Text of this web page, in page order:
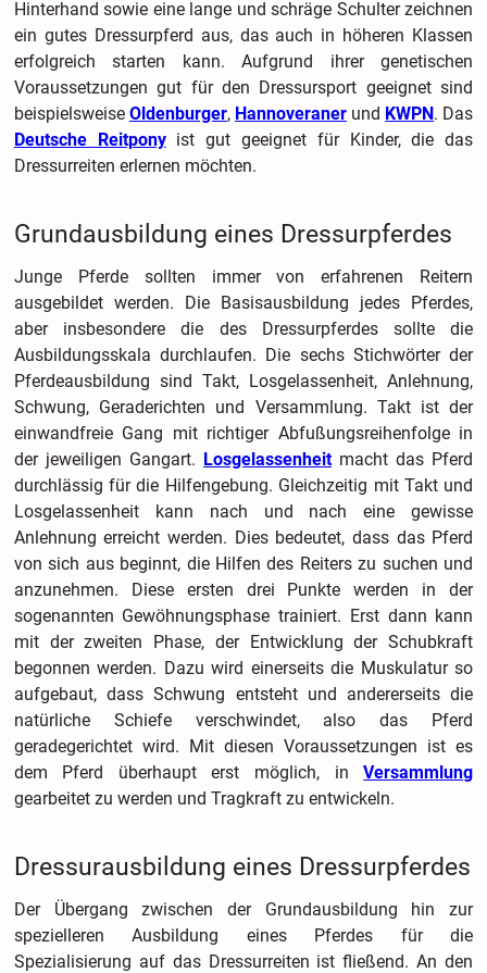
Hinterhand sowie eine lange und schräge Schulter zeichnen
ein gutes Dressurpferd aus, das auch in höheren Klassen
erfolgreich starten kann. Aufgrund ihrer genetischen
Voraussetzungen gut für den Dressursport geeignet sind
beispielsweise Oldenburger, Hannoveranerund KWPN . Das
Deutsche Reitponyist gut geeignet für Kinder, die das
Dressurreiten erlernen möchten.
Grundausbildung eines Dressurpferdes
Junge Pferde sollten immer von erfahrenen Reitern
ausgebildet werden. Die Basisausbildung jedes Pferdes,
aber insbesondere die des Dressurpferdes sollte die
Ausbildungsskala durchlaufen. Die sechs Stichwörter der
Pferdeausbildung sind Takt, Losgelassenheit, Anlehnung,
Schwung, Geraderichten und Versammlung. Takt ist der
einwandfreie Gang mit richtiger Abfußungsreihenfolge in
der jeweiligen Gangart. Losgelassenheitmacht das Pferd
durchlässig für die Hilfengebung. Gleichzeitig mit Takt und
Losgelassenheit kann nach und nach eine gewisse
Anlehnung erreicht werden. Dies bedeutet, dass das Pferd
von sich aus beginnt, die Hilfen des Reiters zu suchen und
anzunehmen. Diese ersten drei Punkte werden in der
sogenannten Gewöhnungsphase trainiert. Erst dann kann
mit der zweiten Phase, der Entwicklung der Schubkraft
begonnen werden. Dazu wird einerseits die Muskulatur so
aufgebaut, dass Schwung entsteht und andererseits die
natürliche Schiefe verschwindet, also das Pferd
geradegerichtet wird. Mit diesen Voraussetzungen ist es
dem Pferd überhaupt erst möglich, inVersammlung
gearbeitet zu werden und Tragkraft zu entwickeln.
Dressurausbildung eines Dressurpferdes
Der Übergang zwischen der Grundausbildung hin zur
spezielleren Ausbildung eines Pferdes für die
Spezialisierung auf das Dressurreiten ist fließend. An den